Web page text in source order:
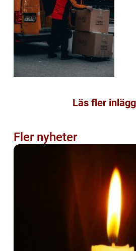
Läs fler
Fler nyheter